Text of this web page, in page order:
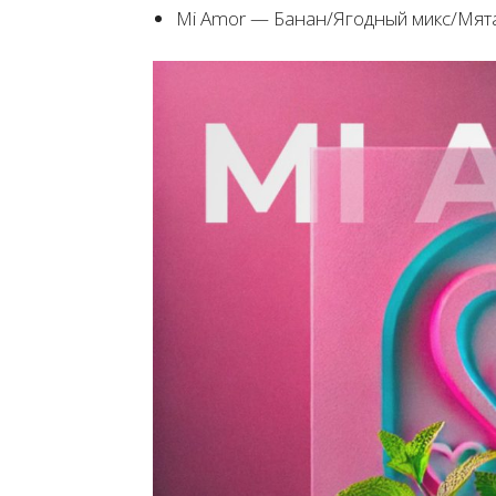
Mi Amor — Банан/Ягодный микс/